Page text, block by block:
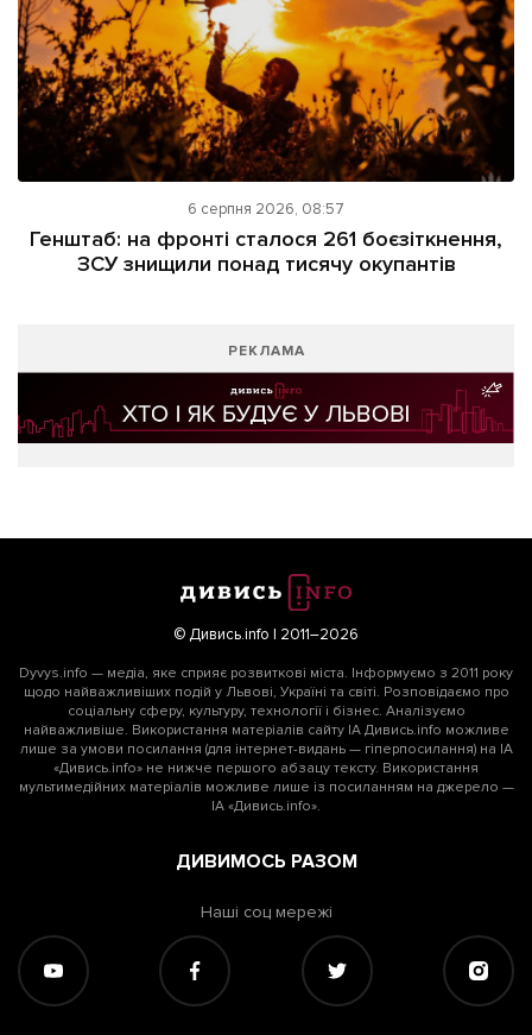
6 серпня 2026, 08:57
Генштаб: на фронті сталося 261 боєзіткнення,
ЗСУ знищили понад тисячу окупантів
РЕКЛАМА
© Дивись.info | 2011–2026
Dyvys.info — медіа, яке сприяє розвиткові міста. Інформуємо з 2011 року
щодо найважливіших подій у Львові, Україні та світі. Розповідаємо про
соціальну сферу, культуру, технології і бізнес. Аналізуємо
найважливіше. Використання матеріалів сайту ІА Дивись.info можливе
лише за умови посилання (для інтернет-видань — гіперпосилання) на ІА
«Дивись.info» не нижче першого абзацу тексту. Використання
мультимедійних матеріалів можливе лише із посиланням на джерело —
ІА «Дивись.info».
ДИВИМОСЬ РАЗОМ
Наші соц мережі